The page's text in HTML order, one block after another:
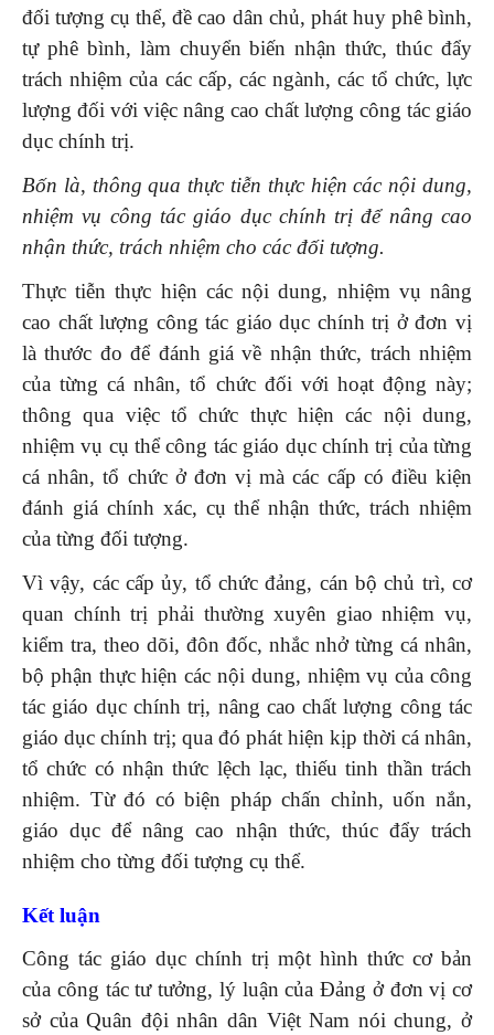
đối tượng cụ thể, đề cao dân chủ, phát huy phê bình,
tự phê bình, làm chuyển biến nhận thức, thúc đẩy
trách nhiệm của các cấp, các ngành, các tổ chức, lực
lượng đối với việc nâng cao chất lượng công tác giáo
dục chính trị.
Bốn là, thông qua thực tiễn thực hiện các nội dung,
nhiệm vụ công tác giáo dục chính trị để nâng cao
nhận thức, trách nhiệm cho các đối tượng.
Thực tiễn thực hiện các nội dung, nhiệm vụ nâng
cao chất lượng công tác giáo dục chính trị ở đơn vị
là thước đo để đánh giá về nhận thức, trách nhiệm
của từng cá nhân, tổ chức đối với hoạt động này;
thông qua việc tổ chức thực hiện các nội dung,
nhiệm vụ cụ thể công tác giáo dục chính trị của từng
cá nhân, tổ chức ở đơn vị mà các cấp có điều kiện
đánh giá chính xác, cụ thể nhận thức, trách nhiệm
của từng đối tượng.
Vì vậy, các cấp ủy, tổ chức đảng, cán bộ chủ trì, cơ
quan chính trị phải thường xuyên giao nhiệm vụ,
kiểm tra, theo dõi, đôn đốc, nhắc nhở từng cá nhân,
bộ phận thực hiện các nội dung, nhiệm vụ của công
tác giáo dục chính trị, nâng cao chất lượng công tác
giáo dục chính trị; qua đó phát hiện kịp thời cá nhân,
tổ chức có nhận thức lệch lạc, thiếu tinh thần trách
nhiệm. Từ đó có biện pháp chấn chỉnh, uốn nắn,
giáo dục để nâng cao nhận thức, thúc đẩy trách
nhiệm cho từng đối tượng cụ thể.
Kết luận
Công tác giáo dục chính trị một hình thức cơ bản
của công tác tư tưởng, lý luận của Đảng ở đơn vị cơ
sở của Quân đội nhân dân Việt Nam nói chung, ở